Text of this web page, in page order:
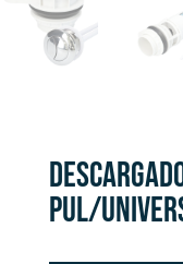
PUL/